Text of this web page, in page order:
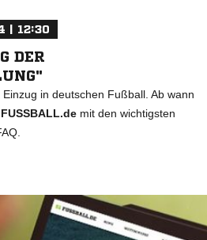
| 12:30
DER
in deutschen Fußball. Ab wann
FUSSBALL.de mit den wichtigsten